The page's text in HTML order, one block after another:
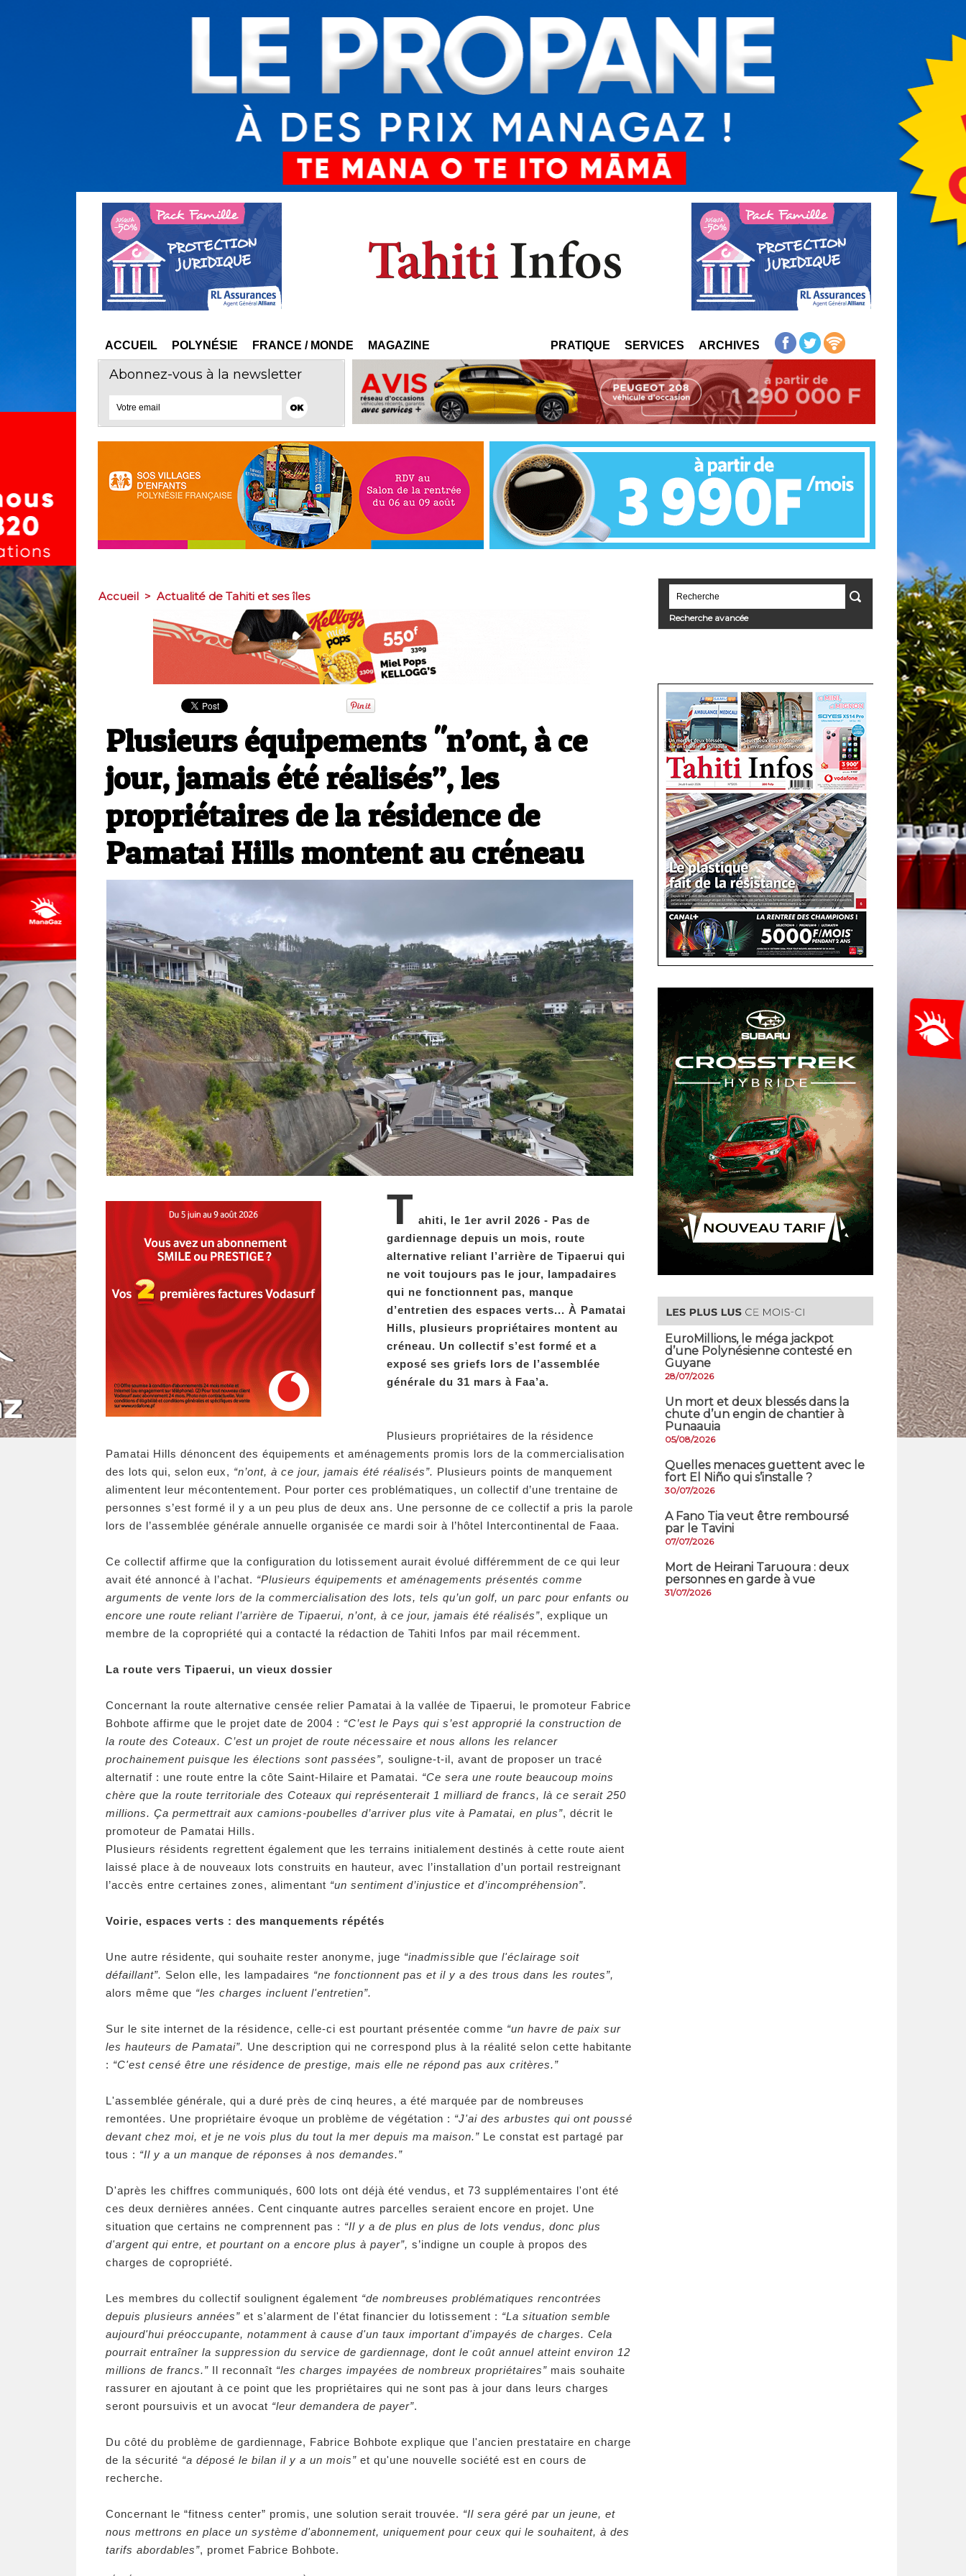
ACCUEIL POLYNÉSIE FRANCE / MONDE MAGAZINE PRATIQUE SERVICES ARCHIVES
Abonnez-vous à la newsletter
Accueil > Actualité de Tahiti et ses îles
Plusieurs équipements "n’ont, à ce
jour, jamais été réalisés”, les
propriétaires de la résidence de
Pamatai Hills montent au créneau
T ahiti, le 1er avril 2026 - Pas de
gardiennage depuis un mois, route
alternative reliant l’arrière de Tipaerui qui
ne voit toujours pas le jour, lampadaires
qui ne fonctionnent pas, manque
d’entretien des espaces verts... À Pamatai
Hills, plusieurs propriétaires montent au
créneau. Un collectif s’est formé et a
exposé ses griefs lors de l’assemblée
générale du 31 mars à Faa’a.
Plusieurs propriétaires de la résidence
Pamatai Hills dénoncent des équipements et aménagements promis lors de la commercialisation
des lots qui, selon eux, “n’ont, à ce jour, jamais été réalisés”. Plusieurs points de manquement
alimentent leur mécontentement. Pour porter ces problématiques, un collectif d’une trentaine de
personnes s’est formé il y a un peu plus de deux ans. Une personne de ce collectif a pris la parole
lors de l’assemblée générale annuelle organisée ce mardi soir à l’hôtel Intercontinental de Faaa.
Ce collectif affirme que la configuration du lotissement aurait évolué différemment de ce qui leur
avait été annoncé à l’achat. “Plusieurs équipements et aménagements présentés comme
arguments de vente lors de la commercialisation des lots, tels qu’un golf, un parc pour enfants ou
encore une route reliant l’arrière de Tipaerui, n’ont, à ce jour, jamais été réalisés”, explique un
membre de la copropriété qui a contacté la rédaction de Tahiti Infos par mail récemment.
La route vers Tipaerui, un vieux dossier
Concernant la route alternative censée relier Pamatai à la vallée de Tipaerui, le promoteur Fabrice
Bohbote affirme que le projet date de 2004 : “C’est le Pays qui s’est approprié la construction de
la route des Coteaux. C’est un projet de route nécessaire et nous allons les relancer
prochainement puisque les élections sont passées”, souligne-t-il, avant de proposer un tracé
alternatif : une route entre la côte Saint-Hilaire et Pamatai. “Ce sera une route beaucoup moins
chère que la route territoriale des Coteaux qui représenterait 1 milliard de francs, là ce serait 250
millions. Ça permettrait aux camions-poubelles d’arriver plus vite à Pamatai, en plus”, décrit le
promoteur de Pamatai Hills.
Plusieurs résidents regrettent également que les terrains initialement destinés à cette route aient
laissé place à de nouveaux lots construits en hauteur, avec l’installation d’un portail restreignant
l’accès entre certaines zones, alimentant “un sentiment d’injustice et d’incompréhension”.
Voirie, espaces verts : des manquements répétés
Une autre résidente, qui souhaite rester anonyme, juge “inadmissible que l'éclairage soit
défaillant”. Selon elle, les lampadaires “ne fonctionnent pas et il y a des trous dans les routes”,
alors même que “les charges incluent l'entretien”.
Sur le site internet de la résidence, celle-ci est pourtant présentée comme “un havre de paix sur
les hauteurs de Pamatai”. Une description qui ne correspond plus à la réalité selon cette habitante
: “C'est censé être une résidence de prestige, mais elle ne répond pas aux critères.”
L'assemblée générale, qui a duré près de cinq heures, a été marquée par de nombreuses
remontées. Une propriétaire évoque un problème de végétation : “J'ai des arbustes qui ont poussé
devant chez moi, et je ne vois plus du tout la mer depuis ma maison.” Le constat est partagé par
tous : “Il y a un manque de réponses à nos demandes.”
D'après les chiffres communiqués, 600 lots ont déjà été vendus, et 73 supplémentaires l'ont été
ces deux dernières années. Cent cinquante autres parcelles seraient encore en projet. Une
situation que certains ne comprennent pas : “Il y a de plus en plus de lots vendus, donc plus
d'argent qui entre, et pourtant on a encore plus à payer”, s’indigne un couple à propos des
charges de copropriété.
Les membres du collectif soulignent également “de nombreuses problématiques rencontrées
depuis plusieurs années” et s'alarment de l'état financier du lotissement : “La situation semble
aujourd'hui préoccupante, notamment à cause d'un taux important d'impayés de charges. Cela
pourrait entraîner la suppression du service de gardiennage, dont le coût annuel atteint environ 12
millions de francs.” Il reconnaît “les charges impayées de nombreux propriétaires” mais souhaite
rassurer en ajoutant à ce point que les propriétaires qui ne sont pas à jour dans leurs charges
seront poursuivis et un avocat “leur demandera de payer”.
Du côté du problème de gardiennage, Fabrice Bohbote explique que l'ancien prestataire en charge
de la sécurité “a déposé le bilan il y a un mois” et qu'une nouvelle société est en cours de
recherche.
Concernant le “fitness center” promis, une solution serait trouvée. “Il sera géré par un jeune, et
nous mettrons en place un système d'abonnement, uniquement pour ceux qui le souhaitent, à des
tarifs abordables”, promet Fabrice Bohbote.
Recherche avancée
EuroMillions, ​le méga jackpot
d’une Polynésienne contesté en
Guyane
28/07/2026
​Un mort et deux blessés dans la
chute d’un engin de chantier à
Punaauia
05/08/2026
Quelles menaces guettent avec le
fort El Niño qui s’installe ?
30/07/2026
A Fano Tia veut être remboursé
par le Tavini
07/07/2026
Mort de Heirani Taruoura : deux
personnes en garde à vue
31/07/2026